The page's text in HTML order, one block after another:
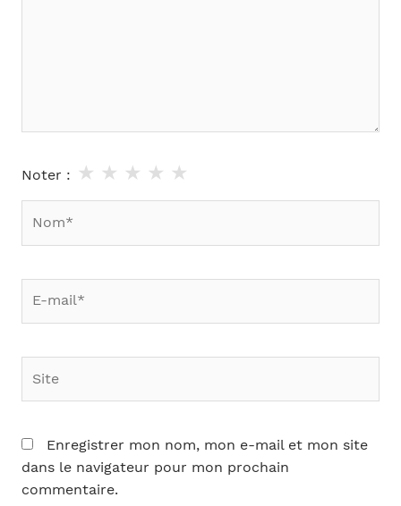
Noter : ★
★
★
★
★
Enregistrer mon nom, mon e-mail et mon site
dans le navigateur pour mon prochain
commentaire.